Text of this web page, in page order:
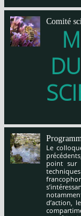
Comité
Le
point sur
d’action,